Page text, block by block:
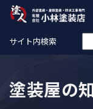
サイト内検索
塗装屋の